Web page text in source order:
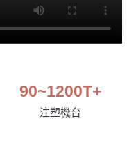
注塑機台
90~1200T+